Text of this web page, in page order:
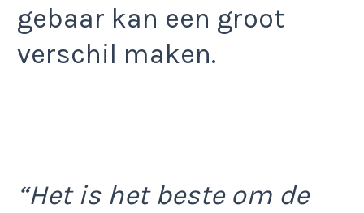
gebaar kan een groot
verschil maken.
“Het is het beste om de